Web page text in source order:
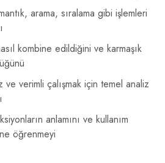
arama, sıralama gibi işlemleri
kombine edildiğini ve karmaşık
ve verimli çalışmak için temel analiz
anlamını ve kullanım
öğrenmeyi